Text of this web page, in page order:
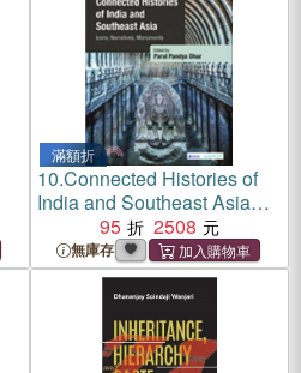
滿額折
10.Connected Histories of
India and Southeast Asia：
Icons, Narratives,
Monuments
95 2508
無庫存